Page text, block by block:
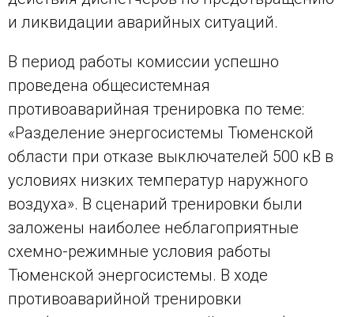
и ликвидации аварийных ситуаций.
В период работы комиссии успешно
проведена общесистемная
противоаварийная тренировка по теме:
«Разделение энергосистемы Тюменской
области при отказе выключателей 500 кВ в
условиях низких температур наружного
воздуха». В сценарий тренировки были
заложены наиболее неблагоприятные
схемно-режимные условия работы
Тюменской энергосистемы. В ходе
противоаварийной тренировки